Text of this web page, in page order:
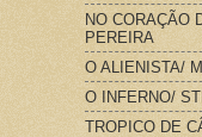
NO CORAÇÃO
PEREIRA
O ALIENISTA/
O INFERNO/
TROPICO DE